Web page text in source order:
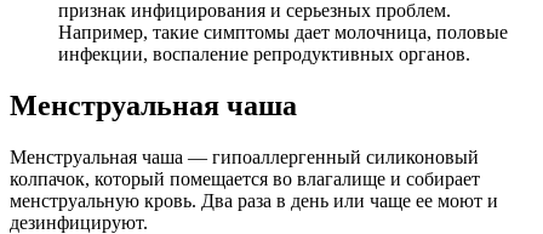
признак инфицирования и серьезных проблем.
Например, такие симптомы дает молочница, половые
инфекции, воспаление репродуктивных органов.
Менструальная чаша
Менструальная чаша — гипоаллергенный силиконовый
колпачок, который помещается во влагалище и собирает
менструальную кровь. Два раза в день или чаще ее моют и
дезинфицируют.